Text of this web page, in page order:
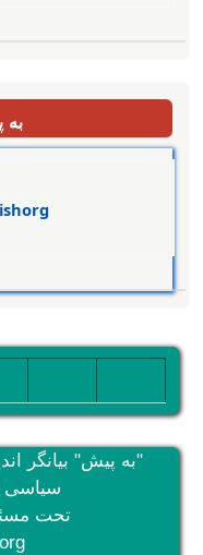
به
"به پیش" بیانگر
سیاسی و
تحت